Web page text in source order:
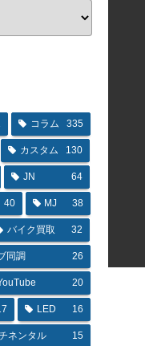
コラム 335
カスタム 130
JN 64
40 MJ 38
バイク買取 32
同調 26
20
LED 16
ネンタル 15